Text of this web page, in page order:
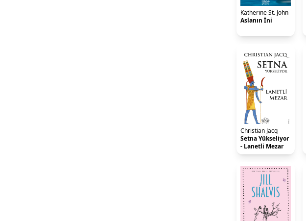
Katherine St. John
Aslanın İni
Christian Jacq
Setna Yükseliyor
- Lanetli Mezar